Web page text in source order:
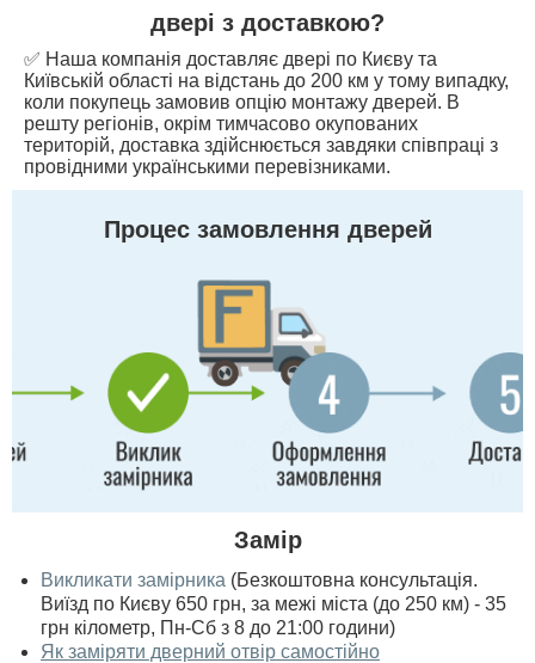
двері з доставкою?
✅ Наша компанія доставляє двері по Києву та
Київській області на відстань до 200 км у тому випадку,
коли покупець замовив опцію монтажу дверей. В
решту регіонів, окрім тимчасово окупованих
територій, доставка здійснюється завдяки співпраці з
провідними українськими перевізниками.
Процес замовлення дверей
Замір
Викликати замірника (Безкоштовна консультація.
Виїзд по Києву 650 грн, за межі міста (до 250 км) - 35
грн кілометр, Пн-Сб з 8 до 21:00 години)
Як заміряти дверний отвір самостійно